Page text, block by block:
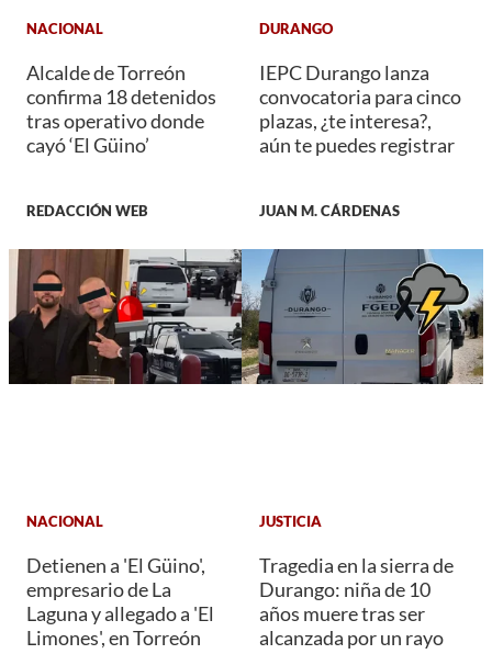
NACIONAL
Alcalde de Torreón
confirma 18 detenidos
tras operativo donde
cayó ‘El Güino’
REDACCIÓN WEB
DURANGO
IEPC Durango lanza
convocatoria para cinco
plazas, ¿te interesa?,
aún te puedes registrar
JUAN M. CÁRDENAS
NACIONAL
Detienen a 'El Güino',
empresario de La
Laguna y allegado a 'El
Limones', en Torreón
JUSTICIA
Tragedia en la sierra de
Durango: niña de 10
años muere tras ser
alcanzada por un rayo